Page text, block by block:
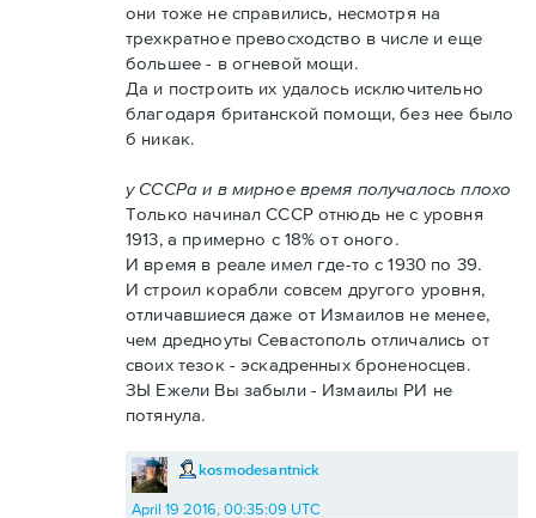
они тоже не справились, несмотря на
трехкратное превосходство в числе и еще
большее - в огневой мощи.
Да и построить их удалось исключительно
благодаря британской помощи, без нее было
б никак.
у СССРа и в мирное время получалось плохо
Только начинал СССР отнюдь не с уровня
1913, а примерно с 18% от оного.
И время в реале имел где-то с 1930 по 39.
И строил корабли совсем другого уровня,
отличавшиеся даже от Измаилов не менее,
чем дредноуты Севастополь отличались от
своих тезок - эскадренных броненосцев.
ЗЫ Ежели Вы забыли - Измаилы РИ не
потянула.
kosmodesantnick
April 19 2016, 00:35:09 UTC